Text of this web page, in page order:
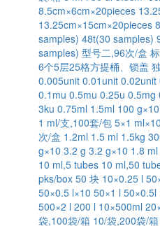
8.5cm×6cm×20pieces
13.25cm×15cm×20pieces
samples) 48t(30 samples)
samples) 型号二,96次/盒
6个5层25格方提桶、锁盖
0.005unit 0.01unit 0.02unit
0.1mu 0.5mu 0.25u 0.5mg
3ku 0.75ml 1.5ml 100 g×10
1 ml/支,100套/包 5×1 ml×10
次/盒 1.2ml 1.5 ml 1.5kg
g×10 3.2 g 3.2 g×10 1.8 ml
10 ml,5 tubes 10 ml,50
pks/box 50 块 10×0.25 l
50×0.5 l×10 50×1 l 50×0.5l
500×2 l 200 l 10×500ml
袋,100袋/箱 10/袋,200袋/箱